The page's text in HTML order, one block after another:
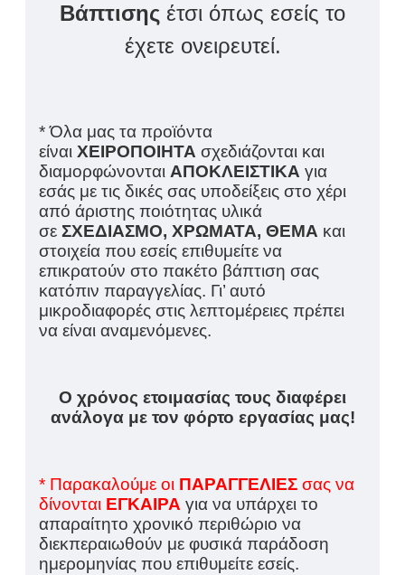
Βάπτισης έτσι όπως εσείς το
έχετε ονειρευτεί.
* Όλα μας τα προϊόντα
είναι ΧΕΙΡΟΠΟΙΗΤΑ σχεδιάζονται και
διαμορφώνονται ΑΠΟΚΛΕΙΣΤΙΚΑ για
εσάς με τις δικές σας υποδείξεις στο χέρι
από άριστης ποιότητας υλικά
σε ΣΧΕΔΙΑΣΜΟ, ΧΡΩΜΑΤΑ, ΘΕΜΑ και
στοιχεία που εσείς επιθυμείτε να
επικρατούν στο πακέτο βάπτιση σας
κατόπιν παραγγελίας. Γι’ αυτό
μικροδιαφορές στις λεπτομέρειες πρέπει
να είναι αναμενόμενες.
Ο χρόνος ετοιμασίας τους διαφέρει
ανάλογα με τον φόρτο εργασίας μας!
* Παρακαλούμε οι ΠΑΡΑΓΓΕΛΙΕΣ σας να
δίνονται ΕΓΚΑΙΡΑ για να υπάρχει το
απαραίτητο χρονικό περιθώριο να
διεκπεραιωθούν με φυσικά παράδοση
ημερομηνίας που επιθυμείτε εσείς.